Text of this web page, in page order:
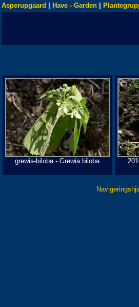
Asperupgaard Have - Garden
grewia-biloba - Grewia biloba